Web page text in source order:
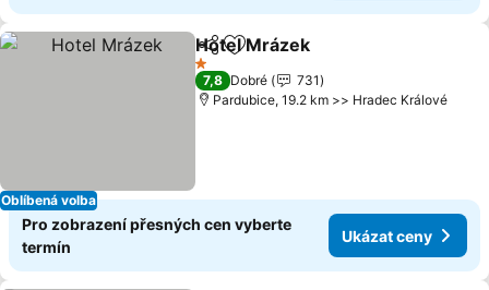
Oblíbená volba
SdíletPřidat na seznam oblíbených
Hotel Mrázek
1 Počet hvězdiček
7,8 Dobré
731
Pardubice, 19.2 km >> Hradec Králové
Pro zobrazení přesných cen vyberte
termín
Ukázat ceny